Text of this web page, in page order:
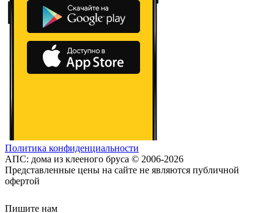
Политика конфиденциальности
АПС: дома из клееного бруса © 2006-2026
Представленные цены на сайте не являются публичной
офертой
Пишите нам